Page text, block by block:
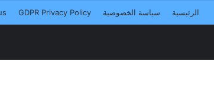
الرئيسية سياسة الخصوصية GDPR Privacy Policy